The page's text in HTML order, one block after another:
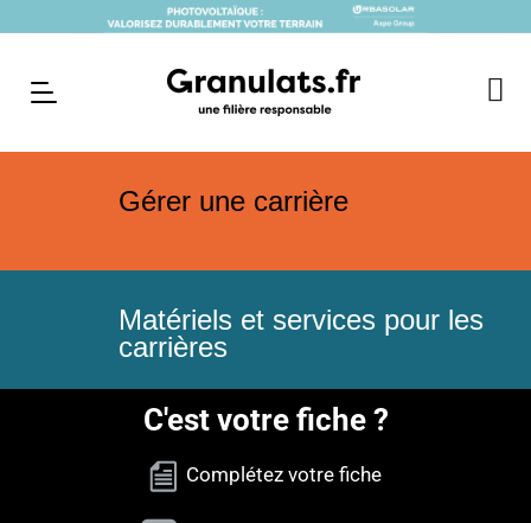
Gérer une carrière
Matériels et services pour les
carrières
C'est votre fiche ?
Complétez votre fiche